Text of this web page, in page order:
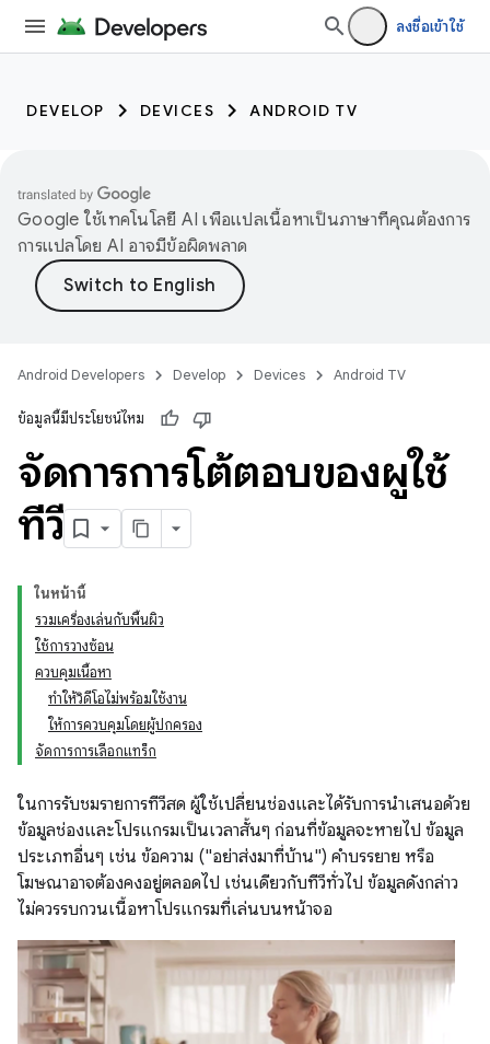
ลงชื่อเข้าใช้
DEVELOP DEVICES ANDROID TV
Google ใช้เทคโนโลยี AI เพื่อแปลเนื้อหาเป็นภาษาที่คุณต้องการ
การแปลโดย AI อาจมีข้อผิดพลาด
Android Developers Develop Devices Android TV
ข้อมูลนี้มีประโยชน์ไหม
จัดการการโต้ตอบของผู้ใช้
ทีวี
ในหน้านี้
รวมเครื่องเล่นกับพื้นผิว
ใช้การวางซ้อน
ควบคุมเนื้อหา
ทำให้วิดีโอไม่พร้อมใช้งาน
ให้การควบคุมโดยผู้ปกครอง
จัดการการเลือกแทร็ก
ในการรับชมรายการทีวีสด ผู้ใช้เปลี่ยนช่องและได้รับการนำเสนอด้วย
ข้อมูลช่องและโปรแกรมเป็นเวลาสั้นๆ ก่อนที่ข้อมูลจะหายไป ข้อมูล
ประเภทอื่นๆ เช่น ข้อความ ("อย่าส่งมาที่บ้าน") คำบรรยาย หรือ
โฆษณาอาจต้องคงอยู่ตลอดไป เช่นเดียวกับทีวีทั่วไป ข้อมูลดังกล่าว
ไม่ควรรบกวนเนื้อหาโปรแกรมที่เล่นบนหน้าจอ